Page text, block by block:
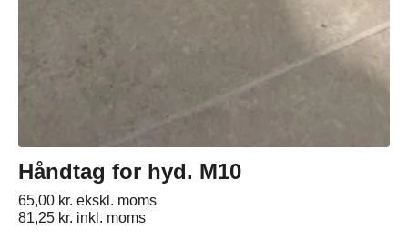
Håndtag for hyd. M10
65,00 kr. ekskl. moms
81,25 kr. inkl. moms